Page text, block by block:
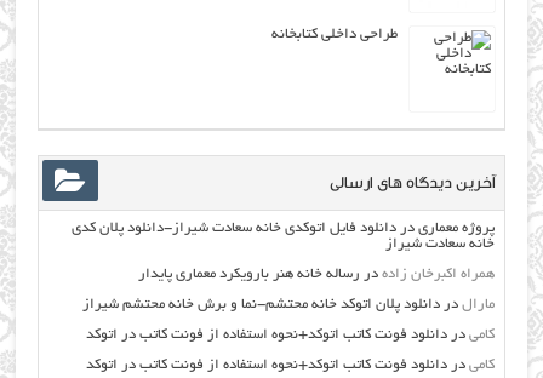
طراحی داخلی کتابخانه
آخرین دیدگاه های ارسالی
پروژه معماری دردانلود فایل اتوکدی خانه سعادت شیراز-دانلود پلان کدی
خانه سعادت شیراز
همراه اکبرخان زاده در رساله خانه هنر بارویکرد معماری پایدار
مارال دردانلود پلان اتوکد خانه محتشم-نما و برش خانه محتشم شیراز
کامی دردانلود فونت کاتب اتوکد+نحوه استفاده از فونت کاتب در اتوکد
کامی دردانلود فونت کاتب اتوکد+نحوه استفاده از فونت کاتب در اتوکد